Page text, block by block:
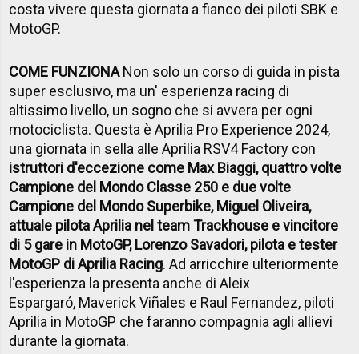
costa vivere questa giornata a fianco dei piloti SBK e
MotoGP.
COME FUNZIONANon solo un corso di guida in pista
super esclusivo, ma un' esperienza racing di
altissimo livello, un sogno che si avvera per ogni
motociclista. Questa è Aprilia Pro Experience 2024,
una giornata in sella alle Aprilia RSV4 Factory con
istruttori d'eccezione come Max Biaggi, quattro volte
Campione del Mondo Classe 250 e due volte
Campione del Mondo Superbike, Miguel Oliveira,
attuale pilota Aprilia nel team Trackhouse e vincitore
di 5 gare in MotoGP, Lorenzo Savadori, pilota e tester
MotoGP di Aprilia Racing. Ad arricchire ulteriormente
l'esperienza la presenta anche di Aleix
Espargaró, Maverick Viñales e Raul Fernandez, piloti
Aprilia in MotoGP che faranno compagnia agli allievi
durante la giornata.